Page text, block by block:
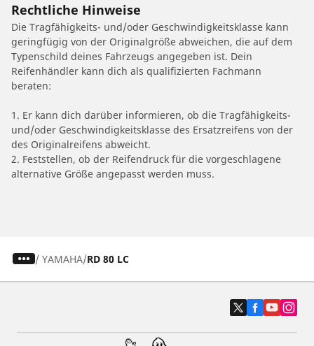
Rechtliche Hinweise
Die Tragfähigkeits- und/oder Geschwindigkeitsklasse kann
geringfügig von der Originalgröße abweichen, die auf dem
Typenschild deines Fahrzeugs angegeben ist. Dein
Reifenhändler kann dich als qualifizierten Fachmann
beraten:
1. Er kann dich darüber informieren, ob die Tragfähigkeits-
und/oder Geschwindigkeitsklasse des Ersatzreifens von der
des Originalreifens abweicht.
2. Feststellen, ob der Reifendruck für die vorgeschlagene
alternative Größe angepasst werden muss.
/ YAMAHA RD 80 LC